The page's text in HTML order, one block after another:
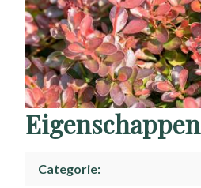
Eigenschappen
Categorie